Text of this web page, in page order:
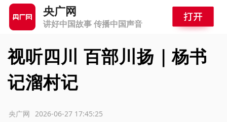
央广网
讲好中国故事 传播中国声音
视听四川 百部川扬｜杨书
记溜村记
2026-06-27 17:45:25
央广网